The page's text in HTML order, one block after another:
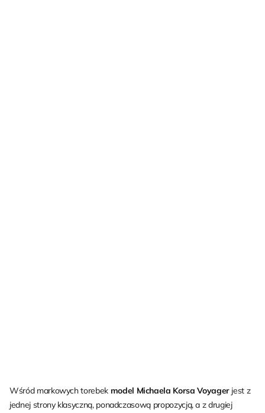
Wśród markowych torebek model Michaela Korsa Voyagerjest z
jednej strony klasyczną, ponadczasową propozycją, a z drugiej